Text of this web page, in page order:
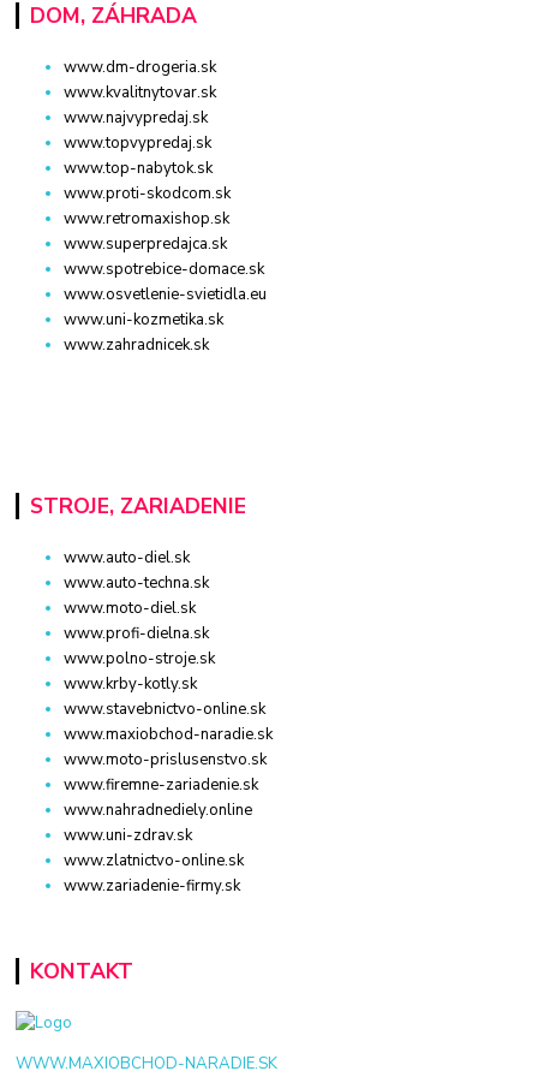
DOM, ZÁHRADA
www.dm-drogeria.sk
www.kvalitnytovar.sk
www.najvypredaj.sk
www.topvypredaj.sk
www.top-nabytok.sk
www.proti-skodcom.sk
www.retromaxishop.sk
www.superpredajca.sk
www.spotrebice-domace.sk
www.osvetlenie-svietidla.eu
www.uni-kozmetika.sk
www.zahradnicek.sk
STROJE, ZARIADENIE
www.auto-diel.sk
www.auto-techna.sk
www.moto-diel.sk
www.profi-dielna.sk
www.polno-stroje.sk
www.krby-kotly.sk
www.stavebnictvo-online.sk
www.maxiobchod-naradie.sk
www.moto-prislusenstvo.sk
www.firemne-zariadenie.sk
www.nahradnediely.online
www.uni-zdrav.sk
www.zlatnictvo-online.sk
www.zariadenie-firmy.sk
KONTAKT
WWW.MAXIOBCHOD-NARADIE.SK